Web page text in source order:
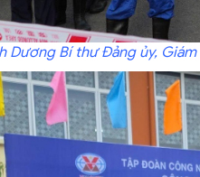
Dương Bí thư Đảng ủy,